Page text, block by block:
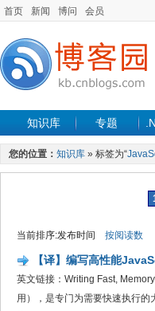
首页 新闻 博问 会员
知识库 专题
您的位置： 知识库 » 标签为“
当前排序:发布时间 按阅读数
【译】编写高性能
英文链接：Writing Fast,
用），是专门为需要快速执行